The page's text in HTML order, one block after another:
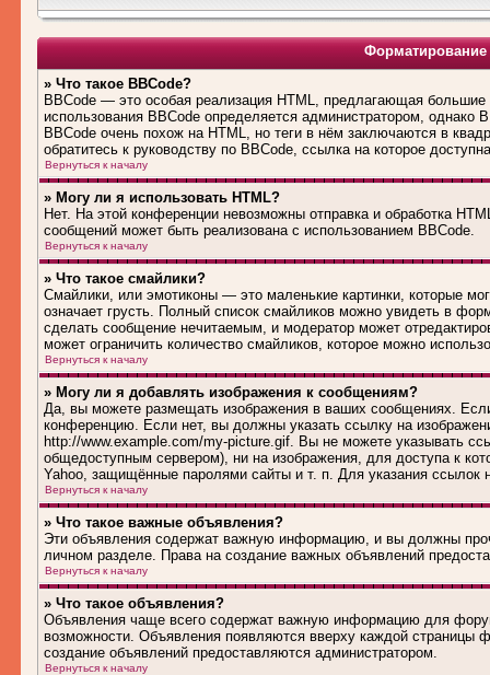
» Что такое BBCode?
BBCode — это особая реализация HTML, предлагающая
использования BBCode определяется администратором,
BBCode очень похож на HTML, но теги в нём заключаются в
обратитесь к руководству по BBCode, ссылка на которое
Вернуться к началу
» Могу ли я использовать HTML?
Нет. На этой конференции невозможны отправка и обработка
сообщений может быть реализована с использованием BBCode.
Вернуться к началу
» Что такое смайлики?
Смайлики, или эмотиконы — это маленькие картинки, которые
означает грусть. Полный список смайликов можно увидеть в
сделать сообщение нечитаемым, и модератор может
может ограничить количество смайликов, которое можно
Вернуться к началу
» Могу ли я добавлять изображения к сообщениям?
Да, вы можете размещать изображения в ваших сообщениях.
конференцию. Если нет, вы должны указать ссылку на
http://www.example.com/my-picture.gif. Вы не можете указывать
общедоступным сервером), ни на изображения, для доступа к
Yahoo, защищённые паролями сайты и т. п. Для указания ссылок
Вернуться к началу
» Что такое важные объявления?
Эти объявления содержат важную информацию, и вы должны
личном разделе. Права на создание важных объявлений
Вернуться к началу
» Что такое объявления?
Объявления чаще всего содержат важную информацию для
возможности. Объявления появляются вверху каждой
создание объявлений предоставляются администратором.
Вернуться к началу